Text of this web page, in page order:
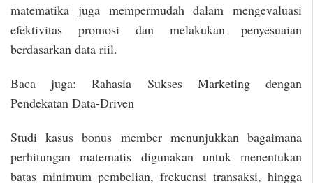
matematika juga mempermudah dalam mengevaluasi
efektivitas promosi dan melakukan penyesuaian
berdasarkan data riil.
Baca juga: Rahasia Sukses Marketing dengan
Pendekatan Data-Driven
Studi kasus bonus member menunjukkan bagaimana
perhitungan matematis digunakan untuk menentukan
batas minimum pembelian, frekuensi transaksi, hingga